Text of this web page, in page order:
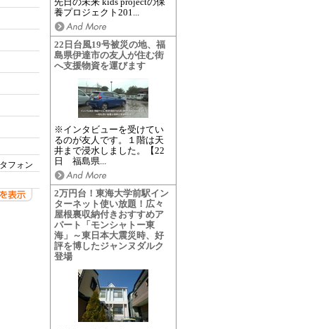
先日の未来 kids projectの保
養プロジェクト201...
22日台風19号被災の地、福
島県伊達市の友人が住む街
へ支援物資を運びます
※インタビューを受けてい
るのが友人です。１階は天
井まで浸水しました。【22
日 福島県...
2万円台！東海大学前駅イン
ターネット使い放題！広々
屋根裏収納付きおすすめア
パート「モンシャトー東
海」～東日本大震災時、好
評を博したジャンヌダルク
登場
フォン